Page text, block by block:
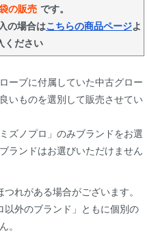
の販売 です。
の場合はこちらの商品ページよ
ください
ーブに付属していた中古グロー
いものを選別して販売させてい
ズノプロ」のみブランドをお選
ランドはお選びいただけません
れがある場合がございます。
外のブランド」ともに個別の
。